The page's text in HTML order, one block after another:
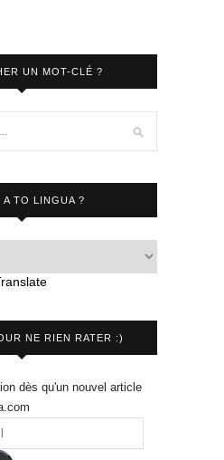
UN MOT-CLÉ ?
A TO LINGUA ?
NE RIEN RATER :)
dès qu'un nouvel article